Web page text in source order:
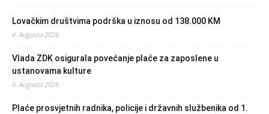
Lovačkim društvima podrška u iznosu od 138.000 KM
4. Augusta 2026.
Vlada ZDK osigurala povećanje plaće za zaposlene u
ustanovama kulture
4. Augusta 2026.
Plaće prosvjetnih radnika, policije i državnih službenika od 1.